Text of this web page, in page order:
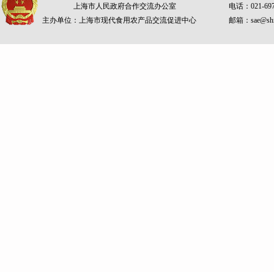
上海市人民政府合作交流办公室
主办单位：上海市现代食用农产品交流促进中心
电话：021-
邮箱：